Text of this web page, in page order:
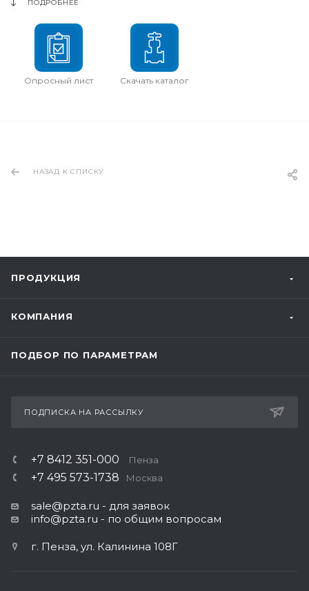
ПОДРОБНЕЕ
Опросный лист Скачать каталог
НАЗАД К СПИСКУ
ПРОДУКЦИЯ
КОМПАНИЯ
ПОДБОР ПО ПАРАМЕТРАМ
ПОДПИСКА НА РАССЫЛКУ
+7 8412 351-000 Пенза
+7 495 573-1738 Москва
sale@pzta.ru - для заявок
info@pzta.ru - по общим вопросам
г. Пенза, ул. Калинина 108Г